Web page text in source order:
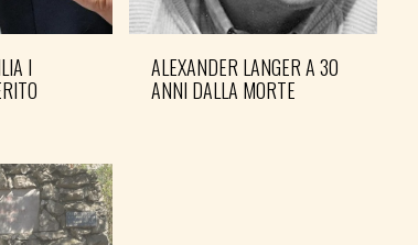
I
ALEXANDER LANGER A 30
ANNI DALLA MORTE